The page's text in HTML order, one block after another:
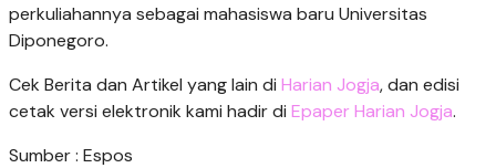
perkuliahannya sebagai mahasiswa baru Universitas
Diponegoro.
Cek Berita dan Artikel yang lain di Harian Jogja, dan edisi
cetak versi elektronik kami hadir di Epaper Harian Jogja.
Sumber : Espos